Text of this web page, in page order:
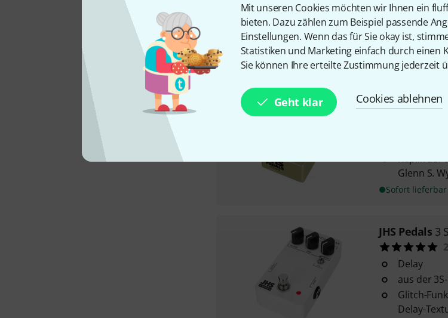
Mit unseren Cookies möchten wir Ihnen ein
bieten. Dazu zählen zum Beispiel passende
Einstellungen. Wenn das für Sie okay ist,
Statistiken und Marketing einfach durch einen
Sie können Ihre erteilte Zustimmung jederzeit
Geht klar Cookies ablehnen
Sound
der Delay-
Sofort lieferbar
JHS Pedals
3
Replik der
Glenn S.
Sofort lieferbar
JHS Pedals 3
2
Delay
aus der
Glitch-
Delay-